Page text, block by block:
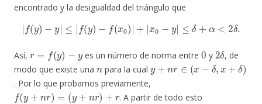
encontrado y la desigualdad del triángulo que
(y) −y | ≤|f( −f(x0)| + |x0 |≤ δ+ α < 2δ
Así,
y) − y
es un número de norma entre
0
y
2δ
, de
modo que existe una
n
para la cual
y+nr∈(x−δ ,x +δ)
. Por lo que probamos previamente,
f(y+ nr )=(y +nr)+r
. A partir de todo esto